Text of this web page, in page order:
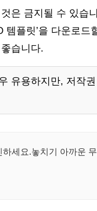
은 금지될 수 있습
템플릿’을 다운로드
습니다.
유용하지만, 저작
세요.놓치기 아까운